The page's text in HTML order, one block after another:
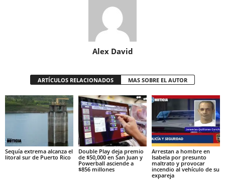
Alex David
ARTÍCULOS RELACIONADOS MAS SOBRE EL AUTOR
Sequía extrema alcanza el
litoral sur de Puerto Rico
Double Play deja premio
de $50,000 en San Juan y
Powerball asciende a
$856 millones
Arrestan a hombre en
Isabela por presunto
maltrato y provocar
incendio al vehículo de su
expareja